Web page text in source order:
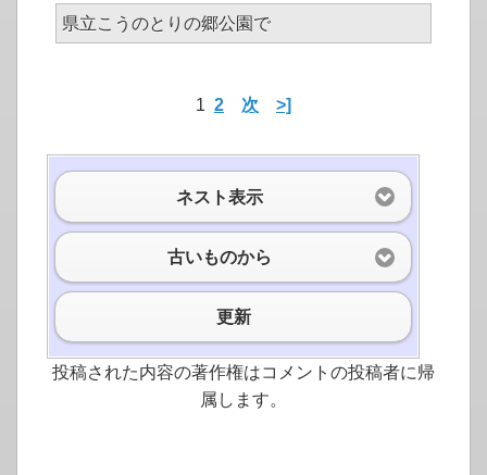
県立こうのとりの郷公園で
1 2 次 >]
ネスト表示
古いものから
更新
投稿された内容の著作権はコメントの投稿者に帰
属します。